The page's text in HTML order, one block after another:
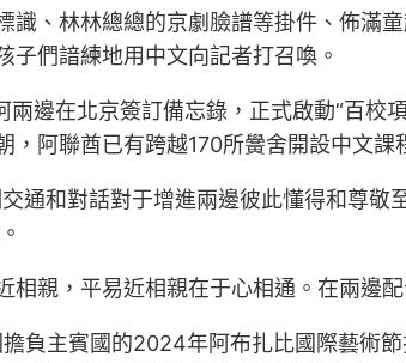
識、林林總總的京劇臉譜等掛件、佈滿
子們諳練地用中文向記者打召喚。
兩邊在北京簽訂備忘錄，正式啟動“百校
，阿聯酋已有跨越170所黌舍開設中文課
通和對話對于增進兩邊彼此懂得和尊敬
相親，平易近相親在于心相通。在兩邊
負主賓國的2024年阿布扎比國際藝術